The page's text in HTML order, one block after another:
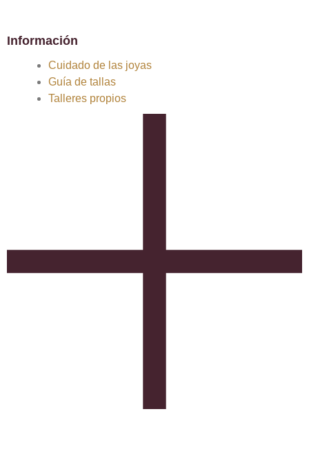
Información
Cuidado de las joyas
Guía de tallas
Talleres propios